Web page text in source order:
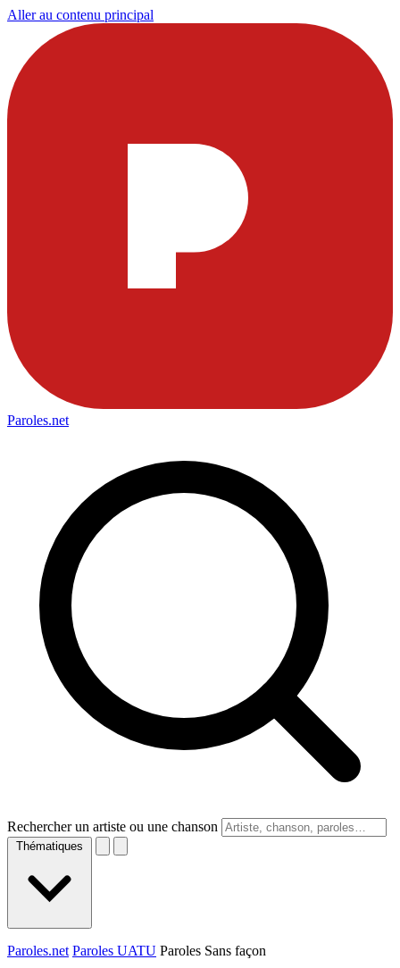
Aller au contenu principal
Paroles.net
Rechercher un artiste ou une chanson
Thématiques
Paroles.net Paroles UATU Paroles Sans façon